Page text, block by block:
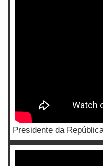
Presidente da